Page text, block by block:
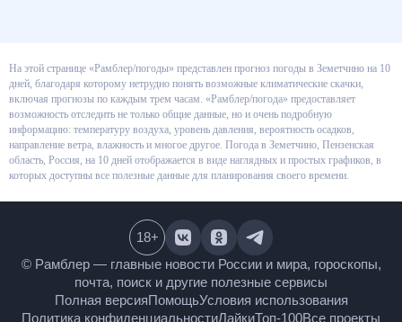
На этой странице «Рамблер/погоды» представлен прогноз погоды в
Земетчино на 10 дней, благодаря которому нетрудно понять возможные
климатические скачки, включая прогнозы по каждым трем часам.
«Рамблер/погода» предоставляет возможность отследить не только
общие данные, но и очень подробную информацию: температуру воздуха,
уровень давления, вероятность осадков, направление ветра, влажность и
многое другое. Погода в Земетчино, Пензенская область, Россия, на 10
дней отображается в виде наглядных и простых графиков, в которых
© Рамблер — главные новости России и мира,
гороскопы, почта, поиск и другие полезные сервисы
Полная версияПомощьУсловия использования
18+